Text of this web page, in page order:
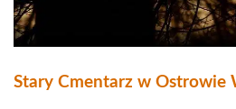
Stary Cmentarz w Ostrowie